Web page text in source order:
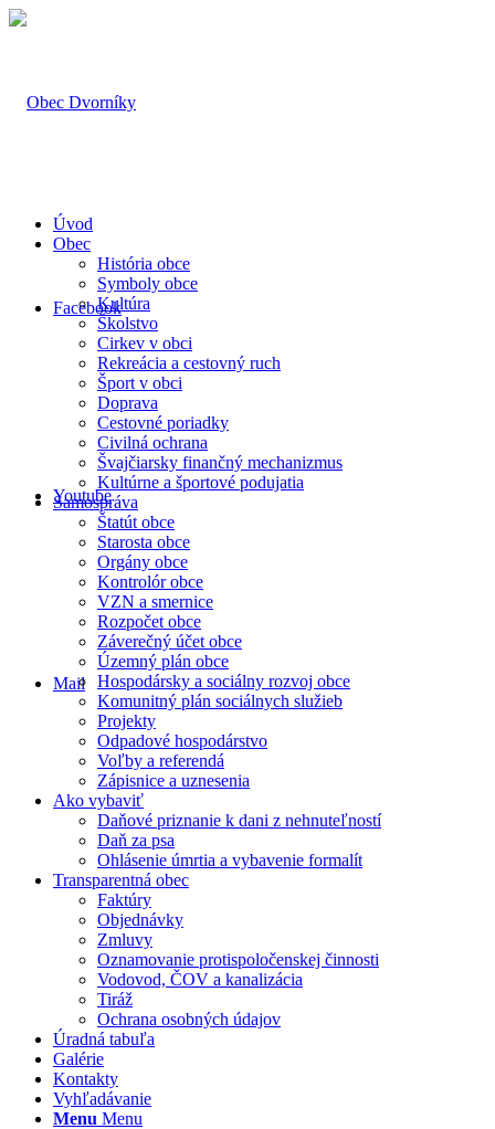
Facebook
Youtube
Mail
Úvod
Obec
História obce
Symboly obce
Kultúra
Školstvo
Cirkev v obci
Rekreácia a cestovný ruch
Šport v obci
Doprava
Cestovné poriadky
Civilná ochrana
Švajčiarsky finančný mechanizmus
Kultúrne a športové podujatia
Samospráva
Štatút obce
Starosta obce
Orgány obce
Kontrolór obce
VZN a smernice
Rozpočet obce
Záverečný účet obce
Územný plán obce
Hospodársky a sociálny rozvoj obce
Komunitný plán sociálnych služieb
Projekty
Odpadové hospodárstvo
Voľby a referendá
Zápisnice a uznesenia
Ako vybaviť
Daňové priznanie k dani z nehnuteľností
Daň za psa
Ohlásenie úmrtia a vybavenie formalít
Transparentná obec
Faktúry
Objednávky
Zmluvy
Oznamovanie protispoločenskej činnosti
Vodovod, ČOV a kanalizácia
Tiráž
Ochrana osobných údajov
Úradná tabuľa
Galérie
Kontakty
Vyhľadávanie
Menu Menu